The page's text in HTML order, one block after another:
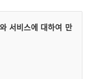
서비스에 대하여 만